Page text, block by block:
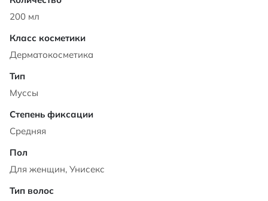
200 мл
Дерматокосметика
Муссы
Средняя
Для женщин, Унисекс